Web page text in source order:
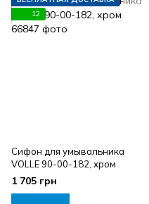
12
Сифон для умывальника
VOLLE 90-00-182, хром
1 705 грн